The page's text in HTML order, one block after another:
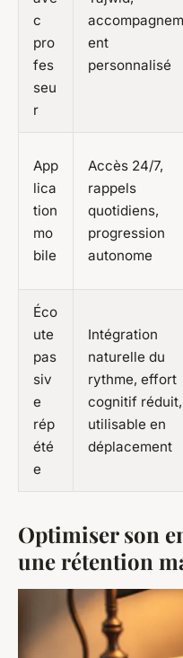
c
pro
fes
seu
r
accompagnem
ent
personnalisé
App
lica
tion
mo
bile
Accès 24/7,
rappels
quotidiens,
progression
autonome
Éco
ute
pas
siv
e
rép
été
e
Intégration
naturelle du
rythme, effort
cognitif réduit,
utilisable en
déplacement
Optimiser son
une rétention